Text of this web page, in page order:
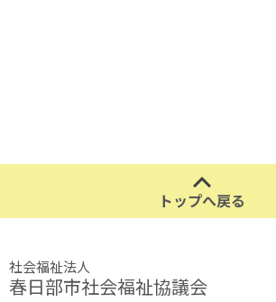
トップへ戻る
社会福祉法人
春日部市社会福祉協議会